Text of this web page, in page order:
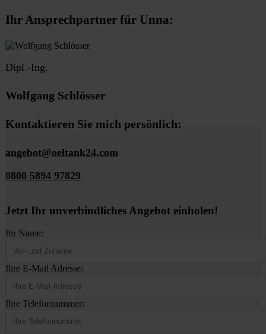
Ihr Ansprechpartner für Unna:
Dipl.-Ing.
Wolfgang Schlösser
Kontaktieren Sie mich persönlich:
angebot@oeltank24.com
0800 5894 97829
Jetzt Ihr unverbindliches Angebot einholen!
Ihr Name:
Ihre E-Mail Adresse:
Ihre Telefonnummer: